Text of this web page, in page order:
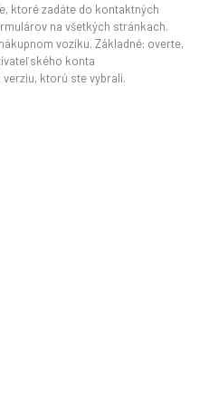
ktoré zadáte do kontaktných
na všetkých stránkach.
vozíku. Základné: overte,
konta
ktorú ste vybrali.